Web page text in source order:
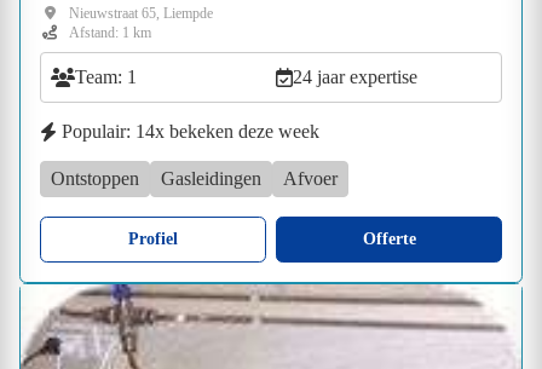
Nieuwstraat 65, Liempde
Afstand: 1 km
Team: 1 24 jaar expertise
Populair: 14x bekeken deze week
Ontstoppen Gasleidingen Afvoer
Profiel Offerte